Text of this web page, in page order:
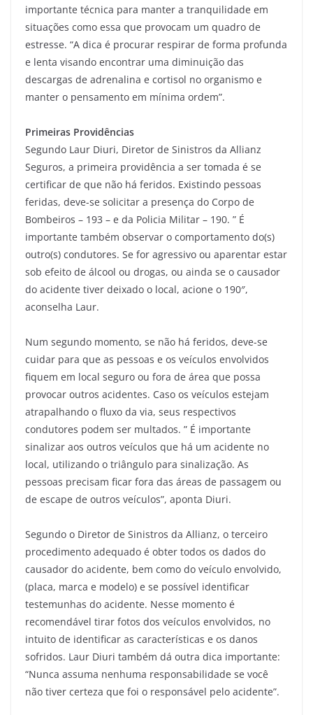
importante técnica para manter a tranquilidade em
situações como essa que provocam um quadro de
estresse. “A dica é procurar respirar de forma profunda
e lenta visando encontrar uma diminuição das
descargas de adrenalina e cortisol no organismo e
manter o pensamento em mínima ordem”.
Primeiras Providências
Segundo Laur Diuri, Diretor de Sinistros da Allianz
Seguros, a primeira providência a ser tomada é se
certificar de que não há feridos. Existindo pessoas
feridas, deve-se solicitar a presença do Corpo de
Bombeiros – 193 – e da Policia Militar – 190. ” É
importante também observar o comportamento do(s)
outro(s) condutores. Se for agressivo ou aparentar estar
sob efeito de álcool ou drogas, ou ainda se o causador
do acidente tiver deixado o local, acione o 190″,
aconselha Laur.
Num segundo momento, se não há feridos, deve-se
cuidar para que as pessoas e os veículos envolvidos
fiquem em local seguro ou fora de área que possa
provocar outros acidentes. Caso os veículos estejam
atrapalhando o fluxo da via, seus respectivos
condutores podem ser multados. ” É importante
sinalizar aos outros veículos que há um acidente no
local, utilizando o triângulo para sinalização. As
pessoas precisam ficar fora das áreas de passagem ou
de escape de outros veículos”, aponta Diuri.
Segundo o Diretor de Sinistros da Allianz, o terceiro
procedimento adequado é obter todos os dados do
causador do acidente, bem como do veículo envolvido,
(placa, marca e modelo) e se possível identificar
testemunhas do acidente. Nesse momento é
recomendável tirar fotos dos veículos envolvidos, no
intuito de identificar as características e os danos
sofridos. Laur Diuri também dá outra dica importante:
“Nunca assuma nenhuma responsabilidade se você
não tiver certeza que foi o responsável pelo acidente”.